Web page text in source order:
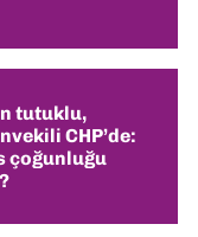
tutuklu,
CHP’de:
çoğunluğu